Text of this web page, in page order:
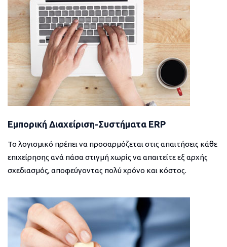
Εμπορική Διαχείριση-Συστήματα ERP
Το λογισμικό πρέπει να προσαρμόζεται στις απαιτήσεις κάθε
επιχείρησης ανά πάσα στιγμή χωρίς να απαιτείτε εξ αρχής
σχεδιασμός, αποφεύγοντας πολύ χρόνο και κόστος.